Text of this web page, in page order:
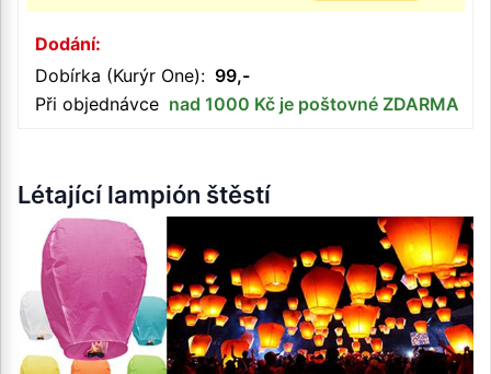
Dodání:
Dobírka (Kurýr One): 99,-
Při objednávce nad 1000 Kč je poštovné ZDARMA
Létající lampión štěstí